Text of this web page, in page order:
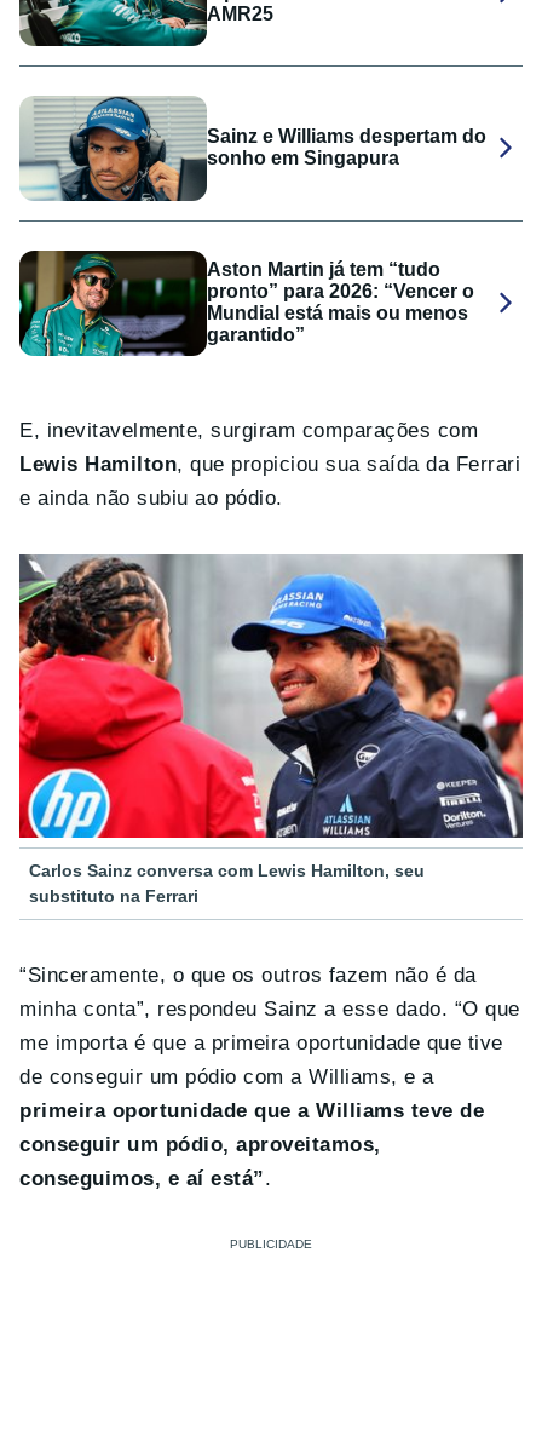
AMR25
Sainz e Williams despertam do
sonho em Singapura
Aston Martin já tem “tudo
pronto” para 2026: “Vencer o
Mundial está mais ou menos
garantido”
E, inevitavelmente, surgiram comparações com
Lewis Hamilton, que propiciou sua saída da Ferrari
e ainda não subiu ao pódio.
Carlos Sainz conversa com Lewis Hamilton, seu
substituto na Ferrari
“Sinceramente, o que os outros fazem não é da
minha conta”, respondeu Sainz a esse dado. “O que
me importa é que a primeira oportunidade que tive
de conseguir um pódio com a Williams, e a
primeira oportunidade que a Williams teve de
conseguir um pódio, aproveitamos,
conseguimos, e aí está”.